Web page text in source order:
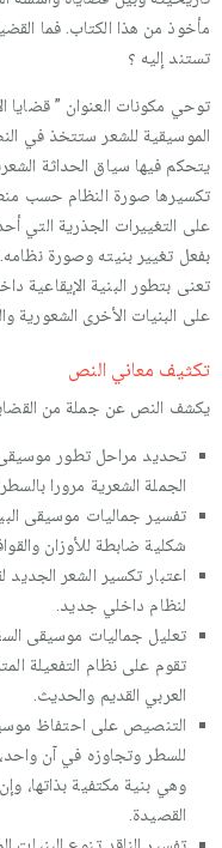
مأخوذ من هذا الكتاب. فما
تستند إليه ؟
توحي مكونات العنوان ” قضايا
الموسيقية للشعر ستتخذ في
يتحكم فيها سياق الحداثة
تكسيرها صورة النظام حسب
على التغييرات الجذرية التي
بفعل تغيير بنيته وصورة
تعنى بتطور البنية الإيقاعية
على البنيات الأخرى الشعورية
تكثيف معاني النص
يكشف النص عن جملة من
تحديد مراحل تطور موسيقى
الجملة الشعرية مرورا
تفسير جماليات موسيقى
شكلية ضابطة للأوزان
اعتبار تكسير الشعر
لنظام داخلي جديد.
تعليل جماليات موسيقى
تقوم على نظام التفعيلة
العربي القديم والحديث.
التنصيص على احتفاظ
للسطر وتجاوزه في آن
وهي بنية مكتفية بذاتها،
القصيدة.